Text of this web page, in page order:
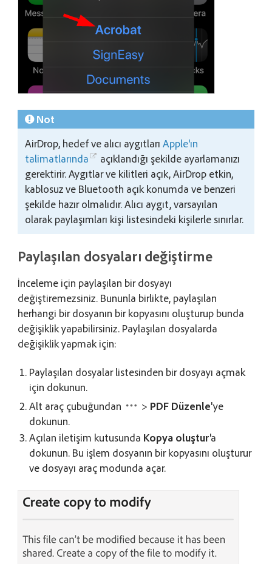
Not
AirDrop, hedef ve alıcı aygıtlarıApple'ın
talimatlarında
açıklandığı şekilde ayarlamanızı
gerektirir. Aygıtlar ve kilitleri açık, AirDrop etkin,
kablosuz ve Bluetooth açık konumda ve benzeri
şekilde hazır olmalıdır. Alıcı aygıt, varsayılan
olarak paylaşımları kişi listesindeki kişilerle sınırlar.
Paylaşılan dosyaları değiştirme
İnceleme için paylaşılan bir dosyayı
değiştiremezsiniz. Bununla birlikte, paylaşılan
herhangi bir dosyanın bir kopyasını oluşturup bunda
değişiklik yapabilirsiniz. Paylaşılan dosyalarda
değişiklik yapmak için:
Paylaşılan dosyalar listesinden bir dosyayı açmak
için dokunun.
Alt araç çubuğundan
> PDF Düzenle'ye
dokunun.
Açılan iletişim kutusunda Kopya oluştur'a
dokunun. Bu işlem dosyanın bir kopyasını oluşturur
ve dosyayı araç modunda açar.